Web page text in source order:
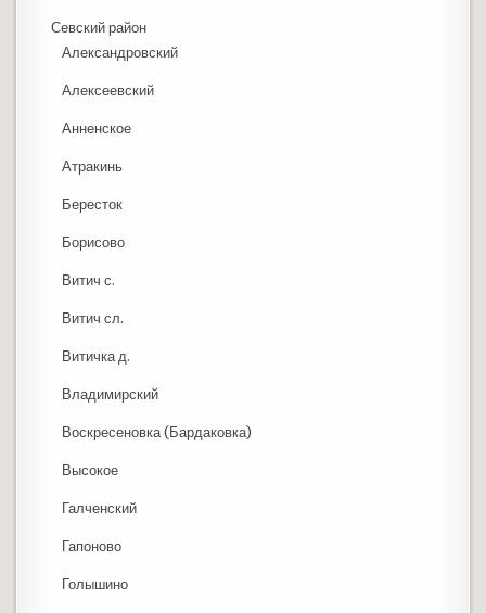
Севский район
Александровский
Алексеевский
Анненское
Атракинь
Бересток
Борисово
Витич с.
Витич сл.
Витичка д.
Владимирский
Воскресеновка (Бардаковка)
Высокое
Галченский
Гапоново
Голышино